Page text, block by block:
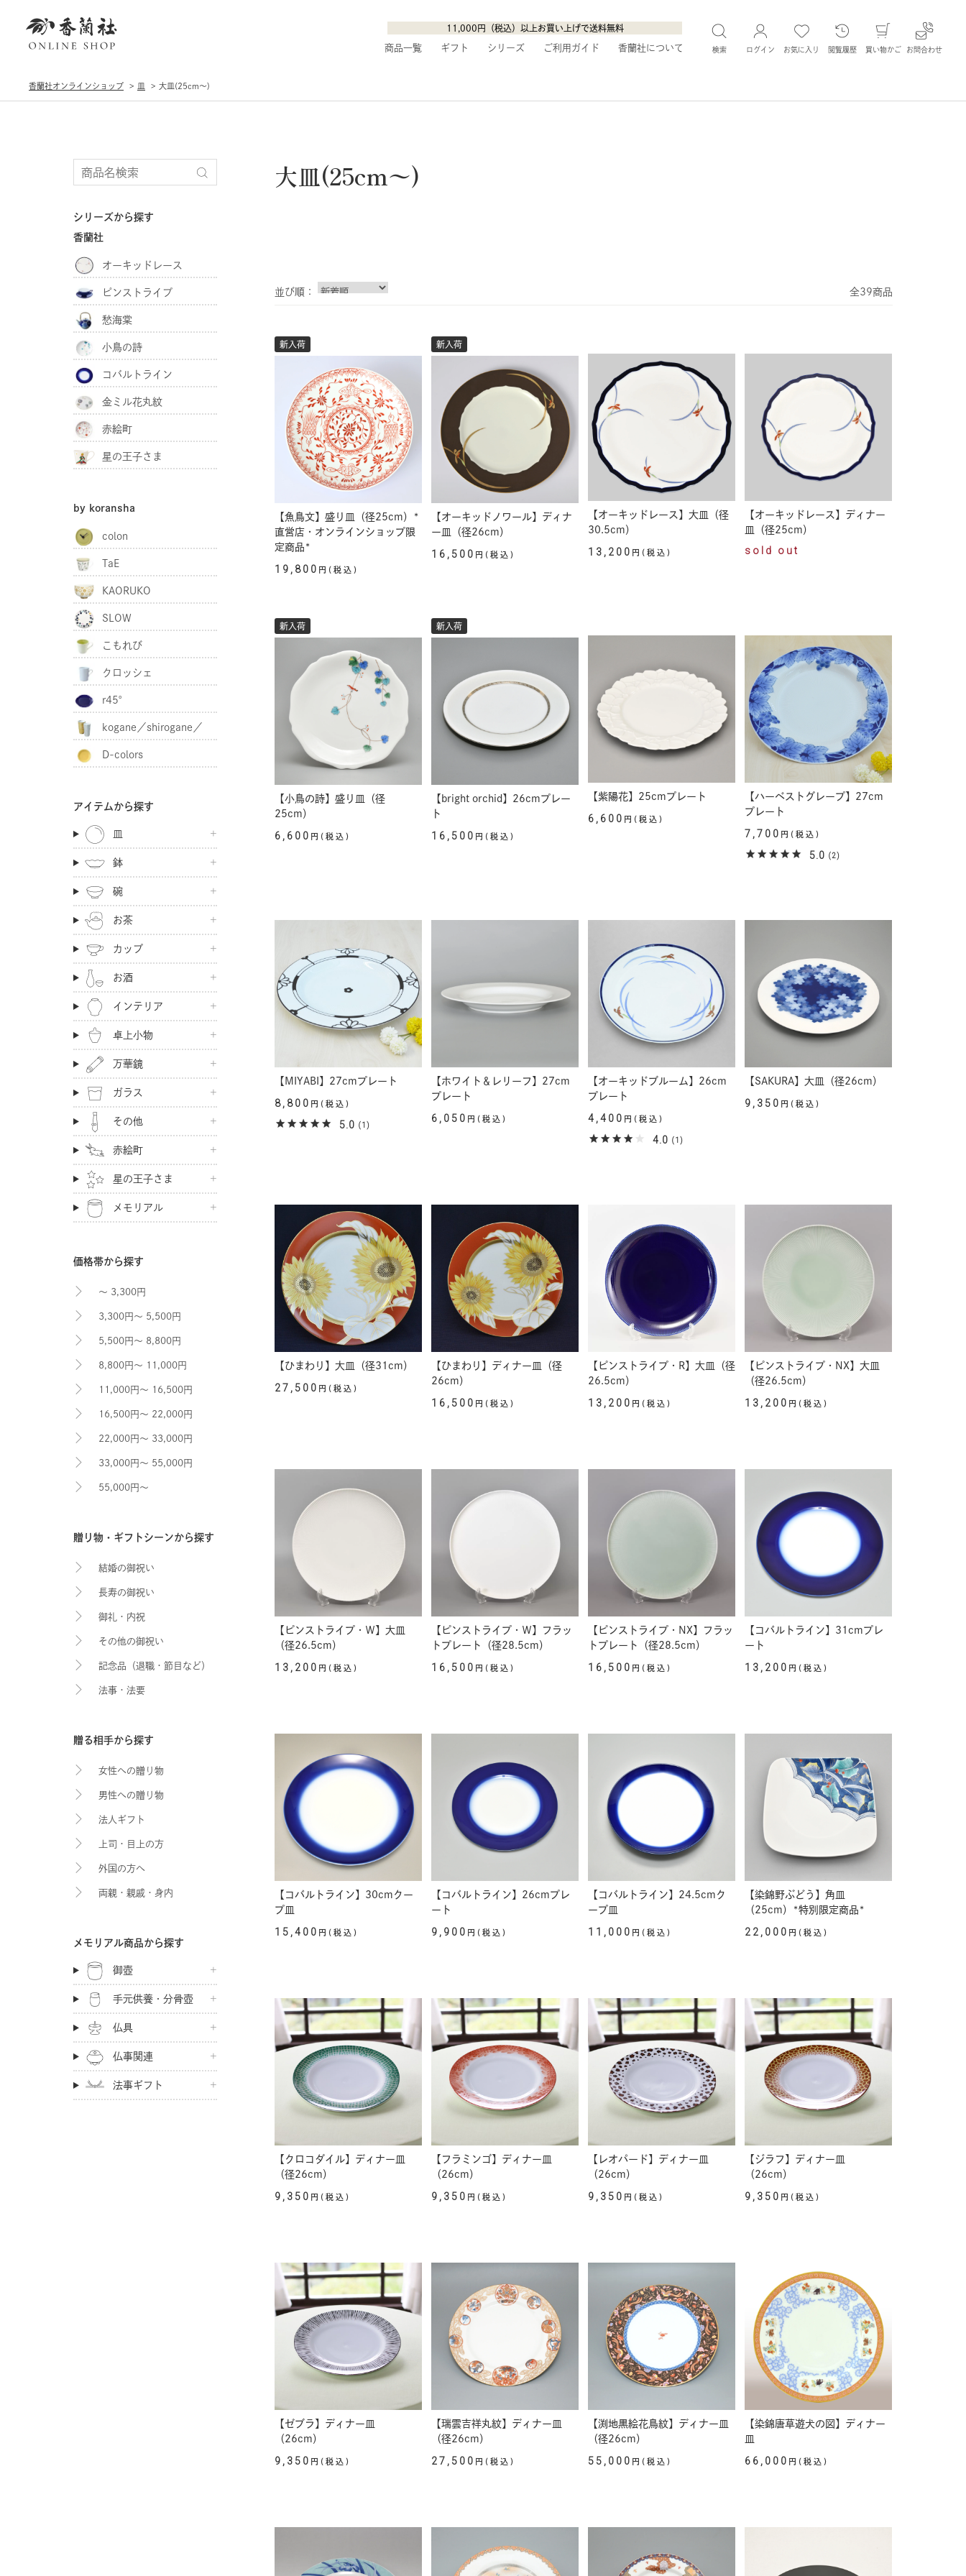
11,000円（税込）以上お買い上げで送料無料
商品一覧 ギフト シリーズ ご利用ガイド 香蘭社について 検索 ログイン お気に入り 閲覧履歴 買い物かご お問合わせ
香蘭社オンラインショップ 皿 大皿(25cm〜)
大皿(25cm〜)
並び順： 全39商品
新入荷
【魚鳥文】盛り皿（径25cm）*
直営店・オンラインショップ限
定商品*
19,800 円(税込)
新入荷
【オーキッドノワール】ディナ
ー皿（径26cm）
16,500 円(税込)
【オーキッドレース】大皿（径
30.5cm）
13,200 円(税込)
【オーキッドレース】ディナー
皿（径25cm）
sold out
新入荷
【小鳥の詩】盛り皿（径
25cm）
6,600 円(税込)
新入荷
【bright orchid】26cmプレー
ト
16,500 円(税込)
【紫陽花】25cmプレート
6,600 円(税込)
【ハーベストグレープ】27cm
プレート
7,700 円(税込)
5.0 (2)
【MIYABI】27cmプレート
8,800 円(税込)
5.0 (1)
【ホワイト＆レリーフ】27cm
プレート
6,050 円(税込)
【オーキッドブルーム】26cm
プレート
4,400 円(税込)
4.0 (1)
【SAKURA】大皿（径26cm）
9,350 円(税込)
【ひまわり】大皿（径31cm）
27,500 円(税込)
【ひまわり】ディナー皿（径
26cm）
16,500 円(税込)
【ピンストライプ・R】大皿（径
26.5cm）
13,200 円(税込)
【ピンストライプ・NX】大皿
（径26.5cm）
13,200 円(税込)
【ピンストライプ・Ｗ】大皿
（径26.5cm）
13,200 円(税込)
【ピンストライプ・Ｗ】フラッ
トプレート（径28.5cm）
16,500 円(税込)
【ピンストライプ・NX】フラッ
トプレート（径28.5cm）
16,500 円(税込)
【コバルトライン】31cmプレ
ート
13,200 円(税込)
【コバルトライン】30cmクー
プ皿
15,400 円(税込)
【コバルトライン】26cmプレ
ート
9,900 円(税込)
【コバルトライン】24.5cmク
ープ皿
11,000 円(税込)
【染錦野ぶどう】角皿
（25cm）*特別限定商品*
22,000 円(税込)
【クロコダイル】ディナー皿
（径26cm）
9,350 円(税込)
【フラミンゴ】ディナー皿
（26cm）
9,350 円(税込)
【レオパード】ディナー皿
（26cm）
9,350 円(税込)
【ジラフ】ディナー皿
（26cm）
9,350 円(税込)
【ゼブラ】ディナー皿
（26cm）
9,350 円(税込)
【瑞雲吉祥丸紋】ディナー皿
（径26cm）
27,500 円(税込)
【渕地黒絵花鳥紋】ディナー皿
（径26cm）
55,000 円(税込)
【染錦唐草遊犬の図】ディナー
皿
66,000 円(税込)
シリーズから探す
香蘭社
オーキッドレース
ピンストライプ
愁海棠
小鳥の詩
コバルトライン
金ミル花丸紋
赤絵町
星の王子さま
by koransha
colon
TaE
KAORUKO
SLOW
こもれび
クロッシェ
r45°
kogane／shirogane／
akaganeD-colors
アイテムから探す
皿
鉢
碗
お茶
カップ
お酒
インテリア
卓上小物
万華鏡
ガラス
その他
赤絵町
星の王子さま
メモリアル
価格帯から探す
～ 3,300円
3,300円～ 5,500円
5,500円～ 8,800円
8,800円～ 11,000円
11,000円～ 16,500円
16,500円～ 22,000円
22,000円～ 33,000円
33,000円～ 55,000円
55,000円～
贈り物・ギフトシーンから探す
結婚の御祝い
長寿の御祝い
御礼・内祝
その他の御祝い
記念品（退職・節目など）
法事・法要
贈る相手から探す
女性への贈り物
男性への贈り物
法人ギフト
上司・目上の方
外国の方へ
両親・親戚・身内
メモリアル商品から探す
御壺
手元供養・分骨壺
仏具
仏事関連
法事ギフト